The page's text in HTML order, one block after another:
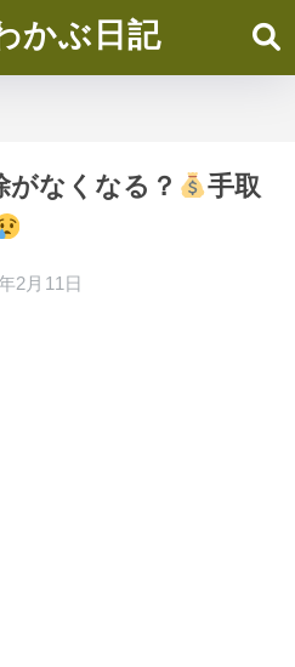
かぶ日記
がなくなる？
手取
2月11日